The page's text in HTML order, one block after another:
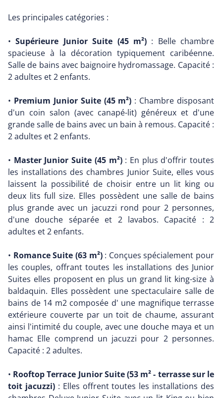
Les principales catégories :
•Supérieure Junior Suite (45 m²): Belle chambre
spacieuse à la décoration typiquement caribéenne.
Salle de bains avec baignoire hydromassage. Capacité :
2 adultes et 2 enfants.
• Premium Junior Suite (45 m²) : Chambre disposant
d'un coin salon (avec canapé-lit) généreux et d'une
grande salle de bains avec un bain à remous. Capacité :
2 adultes et 2 enfants.
• Master Junior Suite (45 m²): En plus d'offrir toutes
les installations des chambres Junior Suite, elles vous
laissent la possibilité de choisir entre un lit king ou
deux lits full size. Elles possèdent une salle de bains
plus grande avec un jacuzzi rond pour 2 personnes,
d'une douche séparée et 2 lavabos. Capacité : 2
adultes et 2 enfants.
• Romance Suite (63 m²): Conçues spécialement pour
les couples, offrant toutes les installations des Junior
Suites elles proposent en plus un grand lit king-size à
baldaquin. Elles possèdent une spectaculaire salle de
bains de 14 m2 composée d' une magnifique terrasse
extérieure couverte par un toit de chaume, assurant
ainsi l'intimité du couple, avec une douche maya et un
hamac Elle comprend un jacuzzi pour 2 personnes.
Capacité : 2 adultes.
• Rooftop Terrace Junior Suite (53 m² - terrasse sur le
toit jacuzzi): Elles offrent toutes les installations des